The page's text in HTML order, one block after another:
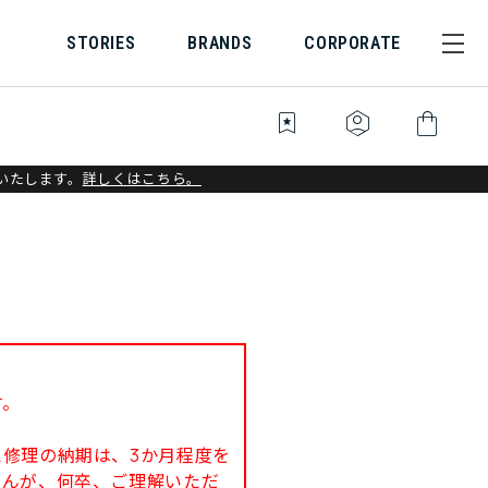
STORIES BRANDS CORPORATE
bookmark_star identity_platform shopping_bag
します。 詳しくはこちら。
理の納期は、3か月程度を
が、何卒、ご理解いただ